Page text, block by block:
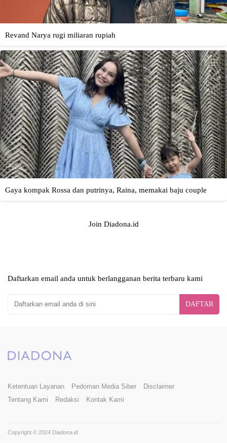
Join Diadona.id
Daftarkan email anda untuk berlangganan berita terbaru kami
DAFTAR
Ketentuan Layanan Pedoman Media Siber
Disclaimer
Tentang Kami
Redaksi Kontak Kami
Copyright © 2024 Diadona.id